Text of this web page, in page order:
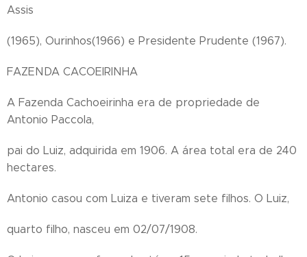
Assis
(1965), Ourinhos(1966) e Presidente Prudente (1967).
FAZENDA CACOEIRINHA
A Fazenda Cachoeirinha era de propriedade de
Antonio Paccola,
pai do Luiz, adquirida em 1906. A área total era de 240
hectares.
Antonio casou com Luiza e tiveram sete filhos. O Luiz,
quarto filho, nasceu em 02/07/1908.